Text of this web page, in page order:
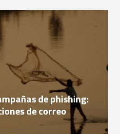
de phishing:
de correo